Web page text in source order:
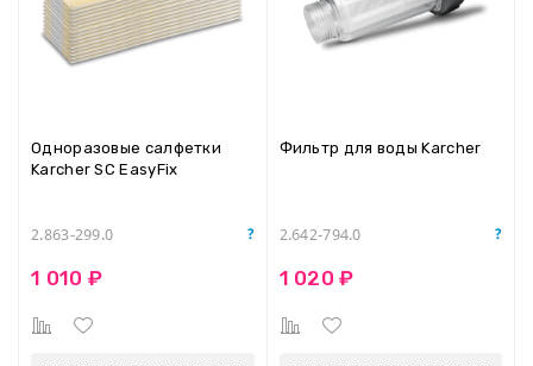
Одноразовые салфетки
Karcher SC EasyFix
2.863-299.0
1 010 ₽
Фильтр для воды Karcher
2.642-794.0
1 020 ₽